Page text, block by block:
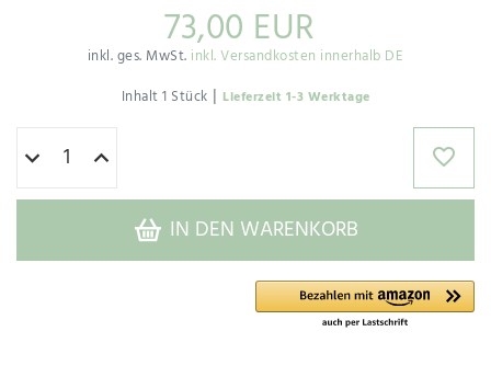
73,00 EUR
inkl. ges. MwSt. inkl. Versandkosten innerhalb DE
Inhalt1 Stück | Lieferzeit 1-3 Werktage
IN DEN WARENKORB